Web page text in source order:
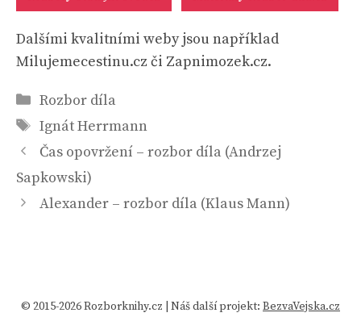
Dalšími kvalitními weby jsou například
Milujemecestinu.cz či Zapnimozek.cz.
Rubriky
Rozbor díla
Štítky
Ignát Herrmann
Čas opovržení – rozbor díla (Andrzej
Sapkowski)
Alexander – rozbor díla (Klaus Mann)
© 2015-2026 Rozborknihy.cz | Náš další projekt: BezvaVejska.cz